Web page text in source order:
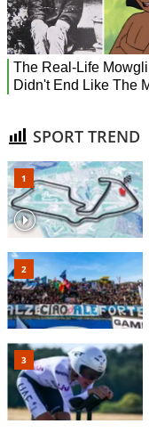
SPORT TREND